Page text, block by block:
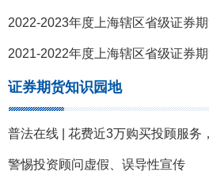
证券期货知识园地
警惕投资顾问虚假、误导性宣传